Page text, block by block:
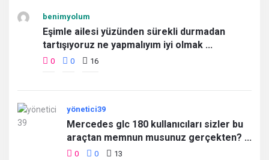
benimyolum
Eşimle ailesi yüzünden sürekli durmadan
tartışıyoruz ne yapmalıyım iyi olmak ...
0 0 16
yönetici39
Mercedes glc 180 kullanıcıları sizler bu
araçtan memnun musunuz gerçekten? ...
0 0 13